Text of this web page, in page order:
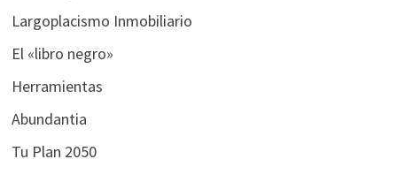
Largoplacismo Inmobiliario
El «libro negro»
Herramientas
Abundantia
Tu Plan 2050
Para que
nuestra web
funcione lo
mejor posible
visita. Si
rechaza estas